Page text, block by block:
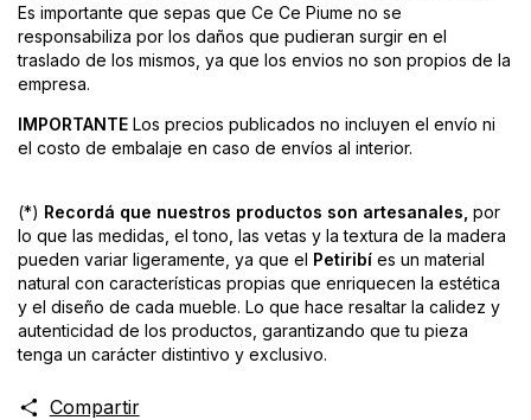
Es importante que sepas que Ce Ce Piume no se
responsabiliza por los daños que pudieran surgir en el
traslado de los mismos, ya que los envios no son propios de la
empresa.
IMPORTANTE Los precios publicados no incluyen el envío ni
el costo de embalaje en caso de envíos al interior.
(*) Recordá que nuestros productos son artesanales, por
lo que las medidas, el tono, las vetas y la textura de la madera
pueden variar ligeramente, ya que el Petiribí es un material
natural con características propias que enriquecen la estética
y el diseño de cada mueble. Lo que hace resaltar la calidez y
autenticidad de los productos, garantizando que tu pieza
tenga un carácter distintivo y exclusivo.
Compartir